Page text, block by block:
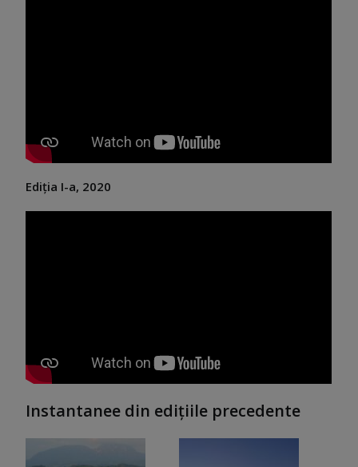
Ediția I-a, 2020
Instantanee din edițiile precedente